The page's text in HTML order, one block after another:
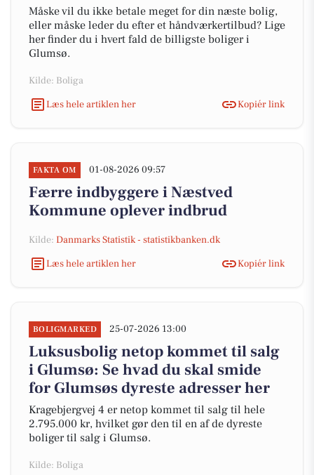
Måske vil du ikke betale meget for din næste bolig,
eller måske leder du efter et håndværkertilbud? Lige
her finder du i hvert fald de billigste boliger i
Glumsø.
Kilde: Boliga
Læs hele artiklen her
Kopiér link
FAKTA OM 01-08-2026 09:57
Færre indbyggere i Næstved
Kommune oplever indbrud
Kilde: Danmarks Statistik - statistikbanken.dk
Læs hele artiklen her
Kopiér link
BOLIGMARKED 25-07-2026 13:00
Luksusbolig netop kommet til salg
i Glumsø: Se hvad du skal smide
for Glumsøs dyreste adresser her
Kragebjergvej 4 er netop kommet til salg til hele
2.795.000 kr, hvilket gør den til en af de dyreste
boliger til salg i Glumsø.
Kilde: Boliga